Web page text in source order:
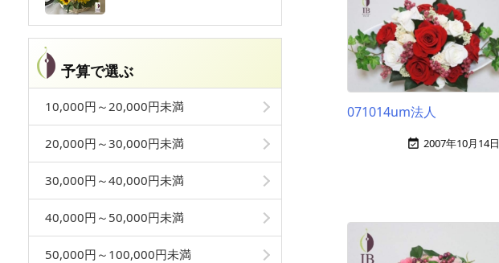
071014um法人
 2007年10月14日
予算で選ぶ
10,000円～20,000円未満
20,000円～30,000円未満
30,000円～40,000円未満
40,000円～50,000円未満
50,000円～100,000円未満